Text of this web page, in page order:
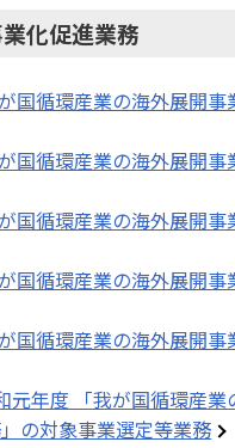
化促進業務
国循環産業の海外展開事
国循環産業の海外展開事
国循環産業の海外展開事
国循環産業の海外展開事
国循環産業の海外展開事
元年度 「我が国循環産業
の対象事業選定等業務